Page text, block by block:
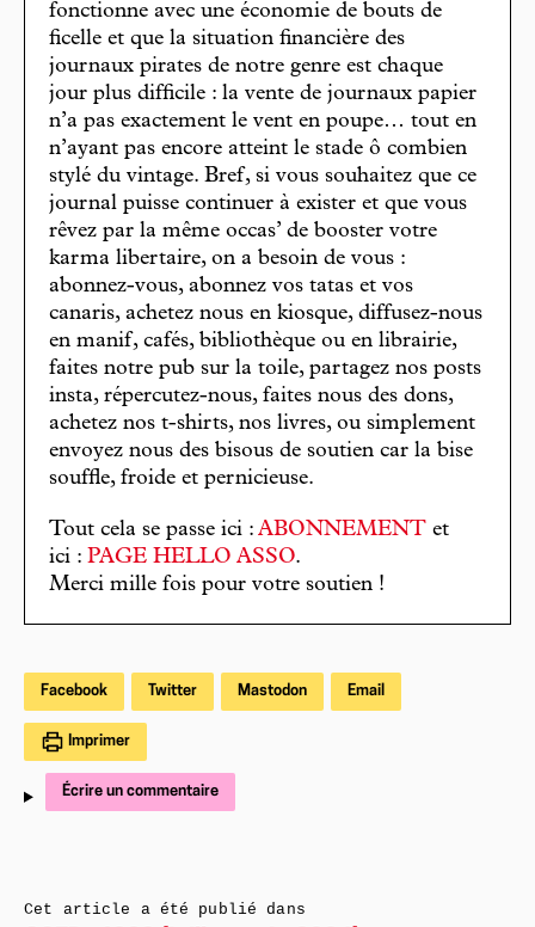
fonctionne avec une économie de bouts de
ficelle et que la situation financière des
journaux pirates de notre genre est chaque
jour plus difficile : la vente de journaux papier
n’a pas exactement le vent en poupe… tout en
n’ayant pas encore atteint le stade ô combien
stylé du vintage. Bref, si vous souhaitez que ce
journal puisse continuer à exister et que vous
rêvez par la même occas’ de booster votre
karma libertaire, on a besoin de vous :
abonnez-vous, abonnez vos tatas et vos
canaris, achetez nous en kiosque, diffusez-nous
en manif, cafés, bibliothèque ou en librairie,
faites notre pub sur la toile, partagez nos posts
insta, répercutez-nous, faites nous des dons,
achetez nos t-shirts, nos livres, ou simplement
envoyez nous des bisous de soutien car la bise
souffle, froide et pernicieuse.
Tout cela se passe ici : ABONNEMENT et
ici : PAGE HELLO ASSO.
Merci mille fois pour votre soutien !
Facebook Twitter Mastodon Email
Imprimer
Écrire un commentaire
Cet article a été publié dans